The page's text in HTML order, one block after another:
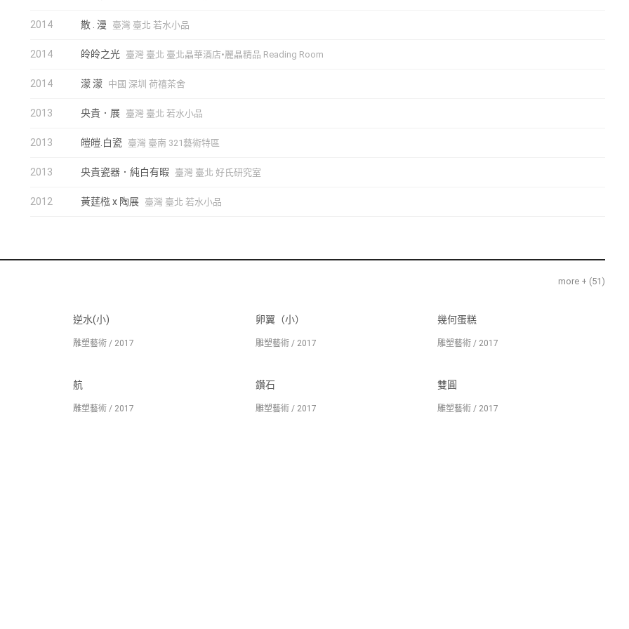
2014 散 . 漫 臺灣 臺北 若水小品
2014 皊皊之光 臺灣 臺北 臺北晶華酒店•麗晶精品 Reading Room
2014 濛 濛 中國 深圳 荷禧茶舍
2013 央貴．展 臺灣 臺北 若水小品
2013 皚皚.白瓷 臺灣 臺南 321藝術特區
2013 央貴瓷器．純白有暇 臺灣 臺北 好氏研究室
2012 黃莛㭹 x 陶展 臺灣 臺北 若水小品
more + (51 )
逆水(小)
雕塑藝術 / 2017
卵翼（小）
雕塑藝術 / 2017
幾何蛋糕
雕塑藝術 / 2017
航
雕塑藝術 / 2017
鑽石
雕塑藝術 / 2017
雙圓
雕塑藝術 / 2017